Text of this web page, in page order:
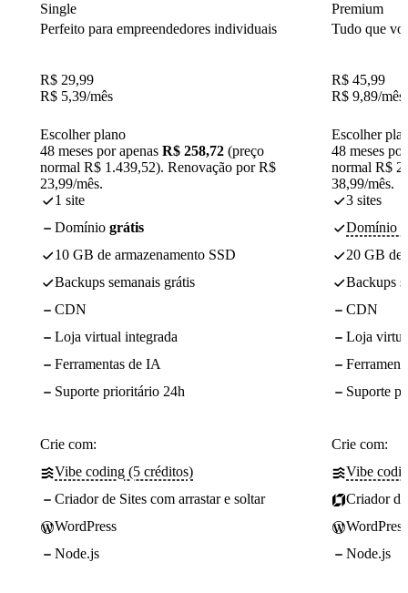
Single
Perfeito para empreendedores individuais
R$ 29,99
R$ 5,39/mês
Escolher plano
48 meses por apenas R$ 258,72 (preço
normal R$ 1.439,52). Renovação por R$
23,99/mês.
1 site
Domínio grátis
10 GB de armazenamento SSD
Backups semanais grátis
CDN
Loja virtual integrada
Ferramentas de IA
Suporte prioritário 24h
Crie com:
Vibe coding (5 créditos)
Criador de Sites com arrastar e soltar
WordPress
Node.js
Premium
Tudo que
R$ 45,99
R$ 9,89/mês
Escolher
48 meses
normal R$
38,99/mês.
3 sites
Domínio -
20 GB de
Backups
CDN
Loja
Suporte
Crie com:
Vibe
Criador
WordPress
Node.js